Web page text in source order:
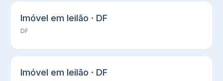
Imóvel em leilão · DF
DF
Imóvel em leilão · DF